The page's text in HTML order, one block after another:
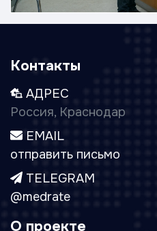
Контакты
АДРЕС
Россия, Краснодар
EMAIL
отправить письмо
TELEGRAM
@medrate
О проекте